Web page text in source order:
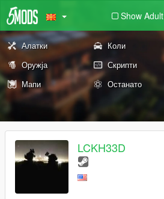
Show Adult
Алатки Коли
Оружја
Скрипти
Мапи
Останато
LCKH33D